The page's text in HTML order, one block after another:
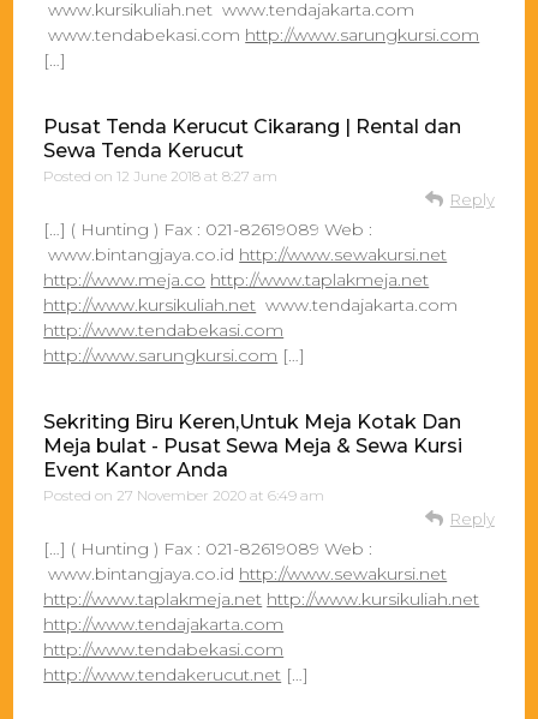
www.kursikuliah.net www.tendajakarta.com
www.tendabekasi.com http://www.sarungkursi.com
[…]
Pusat Tenda Kerucut Cikarang | Rental dan
Sewa Tenda Kerucut
Posted on12 June 2018 at 8:27 am
Reply
[…] ( Hunting ) Fax : 021-82619089 Web :
www.bintangjaya.co.id http://www.sewakursi.net
http://www.meja.co http://www.taplakmeja.net
http://www.kursikuliah.net www.tendajakarta.com
http://www.tendabekasi.com
http://www.sarungkursi.com […]
Sekriting Biru Keren,Untuk Meja Kotak Dan
Meja bulat - Pusat Sewa Meja & Sewa Kursi
Event Kantor Anda
Posted on 27 November 2020 at 6:49 am
Reply
[…] ( Hunting ) Fax : 021-82619089 Web :
www.bintangjaya.co.id http://www.sewakursi.net
http://www.taplakmeja.net http://www.kursikuliah.net
http://www.tendajakarta.com
http://www.tendabekasi.com
http://www.tendakerucut.net […]